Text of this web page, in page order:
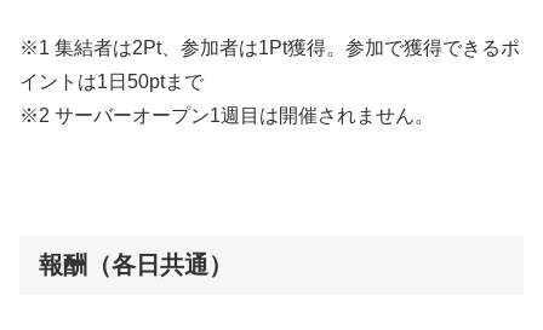
※1 集結者は2Pt、参加者は1Pt獲得。参加で獲得できるポ
イントは1日50ptまで
※2 サーバーオープン1週目は開催されません。
報酬（各日共通）